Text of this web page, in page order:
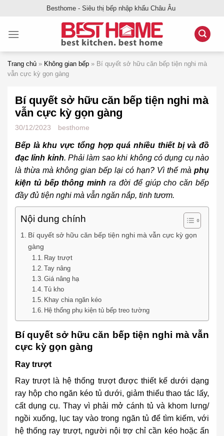
nội
Besthome - Siêu thị bếp nhập khẩu Châu Âu
Trang chủ » Không gian bếp » Bí quyết sở hữu căn bếp tiện nghi mà
vẫn cực kỳ gọn gàng
Bí quyết sở hữu căn bếp tiện nghi mà
vẫn cực kỳ gọn gàng
30/12/2023 besthome
Bếp là khu vực tổng hợp quá nhiều thiết bị và đồ
đạc lỉnh kỉnh. Phải làm sao khi không có dụng cụ nào
là thừa mà không gian bếp lại có hạn? Vì thế mà phụ
kiện tủ bếp thông minh ra đời để giúp cho căn bếp
đầy đủ tiện nghi mà vẫn ngăn nắp, tinh tươm.
Nội dung chính
Bí quyết sở hữu căn bếp tiện nghi mà vẫn cực kỳ gọn
gàng
Ray trượt
Tay nâng
Giá nâng hạ
Tủ kho
Khay chia ngăn kéo
Hệ thống phụ kiện tủ bếp treo tường
Bí quyết sở hữu căn bếp tiện nghi mà vẫn
cực kỳ gọn gàng
Ray trượt
Ray trượt là hệ thống trượt được thiết kế dưới dạng
ray hộp cho ngăn kéo tủ dưới, giảm thiểu thao tác lấy,
cất dụng cụ. Thay vì phải mở cánh tủ và khom lưng/
ngồi xuống, lục tay vào trong ngăn tủ để tìm kiếm, với
hệ thống ray trượt, người nội trợ chỉ cần kéo hoặc ấn